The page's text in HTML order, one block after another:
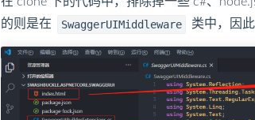
的则是在
SwaggerUIMiddleware 类中，因